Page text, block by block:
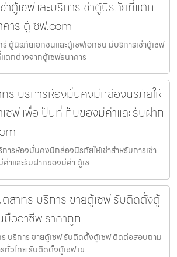
าตู้เซฟและบริการเช่าตู้นิรภัยที่แตก
าร ตู้เซฟ.com
ตู้นิรภัยเอกชนและตู้เซฟเอกชน มีบริการเช่าตู้เซฟ
ตกต่างจากตู้เซฟธนาคาร
ร บริการห้องมั่นคงมีกล่องนิรภัยให้
เซฟ เพื่อเป็นที่เก็บของมีค่าและรับฝาก
ารห้องมั่นคงมีกล่องนิรภัยให้เช่าสำหรับการเช่า
าและรับฝากของมีค่า ตู้เซ
สาทร บริการ ขายตู้เซฟ รับติดตั้งตู้
ออาชีพ ราคาถูก
บริการ ขายตู้เซฟ รับติดตั้งตู้เซฟ ติดต่อสอบถาม
ทั่วไทย รับติดตั้งตู้เซฟ เข